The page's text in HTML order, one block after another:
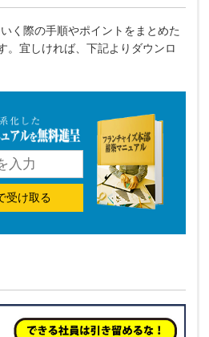
く際の手順やポイントをまとめた
。宜しければ、下記よりダウンロ
受け取る